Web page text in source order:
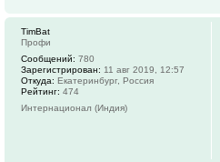
TimBat
Профи
Сообщений: 780
Зарегистрирован: 11 авг 2019, 12:57
Откуда: Екатеринбург, Россия
Рейтинг: 474
Интернационал (Индия)